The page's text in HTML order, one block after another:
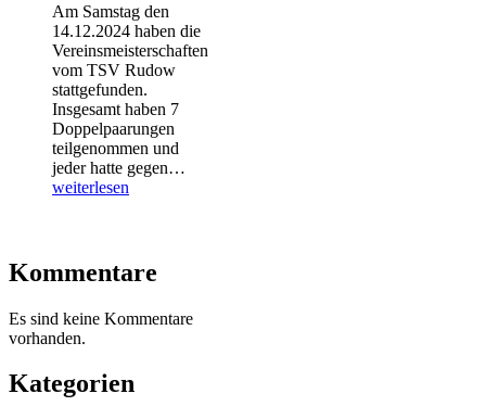
Am Samstag den
14.12.2024 haben die
Vereinsmeisterschaften
vom TSV Rudow
stattgefunden.
Insgesamt haben 7
Doppelpaarungen
teilgenommen und
jeder hatte gegen…
weiterlesen
Kommentare
Es sind keine Kommentare
vorhanden.
Kategorien